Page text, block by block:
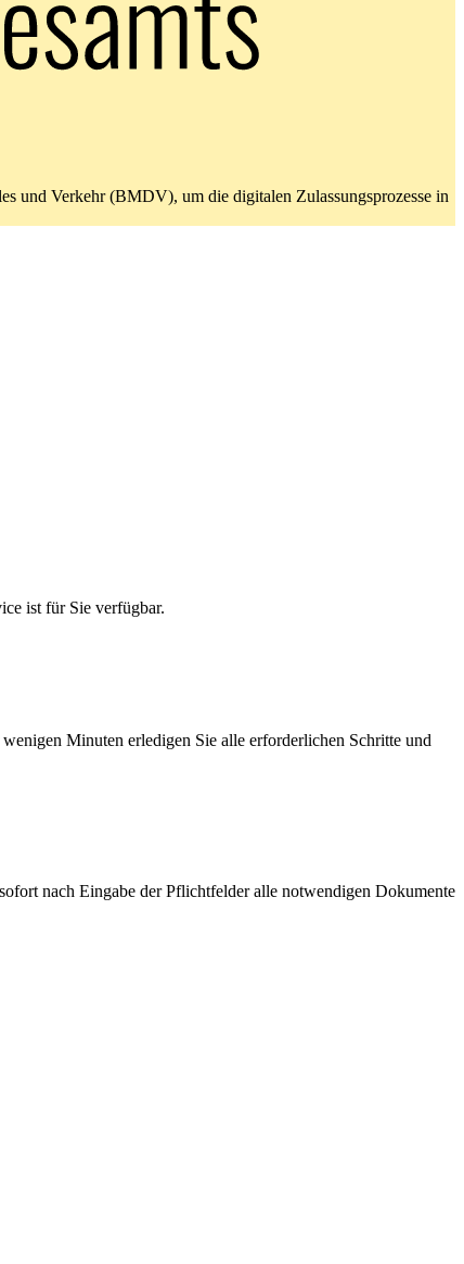
und Verkehr (BMDV), um die digitalen Zulassungsprozesse in
ist für Sie verfügbar.
Minuten erledigen Sie alle erforderlichen Schritte und
nach Eingabe der Pflichtfelder alle notwendigen Dokumente